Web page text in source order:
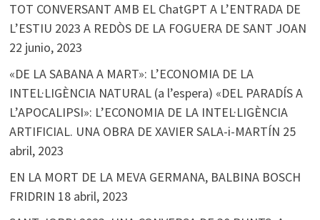
TOT CONVERSANT AMB EL ChatGPT A L’ENTRADA DE
L’ESTIU 2023 A REDÒS DE LA FOGUERA DE SANT JOAN
22 junio, 2023
«DE LA SABANA A MART»: L’ECONOMIA DE LA
INTEL·LIGÈNCIA NATURAL (a l’espera) «DEL PARADÍS A
L’APOCALIPSI»: L’ECONOMIA DE LA INTEL·LIGÈNCIA
ARTIFICIAL. UNA OBRA DE XAVIER SALA-i-MARTÍN 25
abril, 2023
EN LA MORT DE LA MEVA GERMANA, BALBINA BOSCH
FRIDRIN 18 abril, 2023